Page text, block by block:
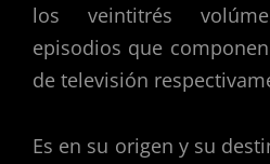
los veintitrés
episodios que
de televisión
Es en su origen y su